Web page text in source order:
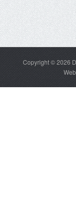
Copyright © 2026